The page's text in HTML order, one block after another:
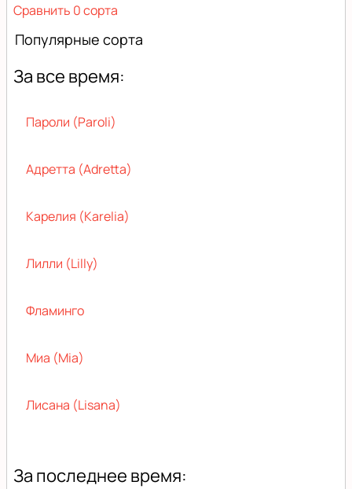
Сравнить 0 сорта
Популярные сорта
За все время:
Пароли (Paroli)
Адретта (Adretta)
Карелия (Karelia)
Лилли (Lilly)
Фламинго
Миа (Mia)
Лисана (Lisana)
За последнее время: